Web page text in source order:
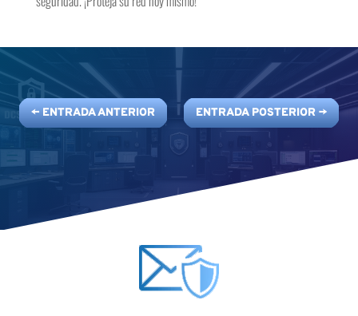
← ENTRADA ANTERIOR ENTRADA POSTERIOR→